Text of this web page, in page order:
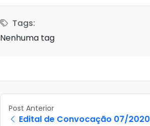
Tags:
Nenhuma tag
Post Anterior
Edital de Convocação 07/2020